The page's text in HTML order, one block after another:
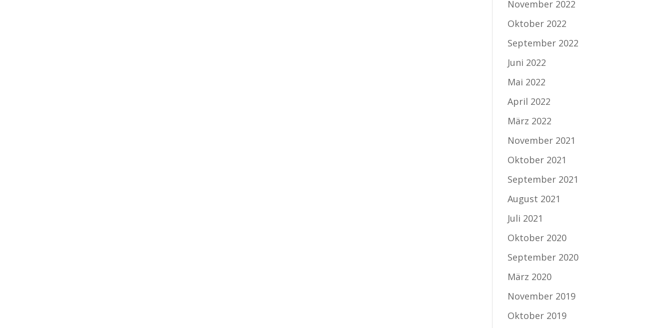
November 2022
Oktober 2022
September 2022
Juni 2022
Mai 2022
April 2022
März 2022
November 2021
Oktober 2021
September 2021
August 2021
Juli 2021
Oktober 2020
September 2020
März 2020
November 2019
Oktober 2019